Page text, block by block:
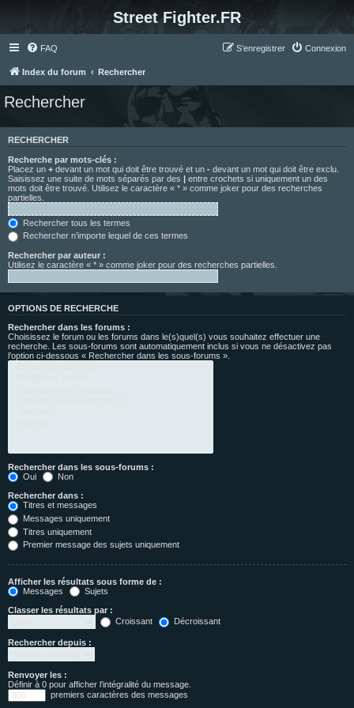
Street Fighter.FR
FAQ Connexion
S’enregistrer
Index du forum Rechercher
Rechercher
RECHERCHER
Recherche par mots-clés :
Placez un + devant un mot qui doit être trouvé et un - devant un mot qui doit être exclu.
Saisissez une suite de mots séparés par des | entre crochets si uniquement un des
mots doit être trouvé. Utilisez le caractère « * » comme joker pour des recherches
partielles.
Rechercher tous les termes
Rechercher n’importe lequel de ces termes
Rechercher par auteur :
Utilisez le caractère « * » comme joker pour des recherches partielles.
OPTIONS DE RECHERCHE
Rechercher dans les forums :
Choisissez le forum ou les forums dans le(s)quel(s) vous souhaitez effectuer une
recherche. Les sous-forums sont automatiquement inclus si vous ne désactivez pas
l’option ci-dessous « Rechercher dans les sous-forums ».
Rechercher dans les sous-forums :
Oui
Non
Rechercher dans :
Titres et messages
Messages uniquement
Titres uniquement
Premier message des sujets uniquement
Afficher les résultats sous forme de :
Messages
Sujets
Classer les résultats par :
Croissant
Décroissant
Rechercher depuis :
Renvoyer les :
Définir à 0 pour afficher l’intégralité du message.
premiers caractères des messages